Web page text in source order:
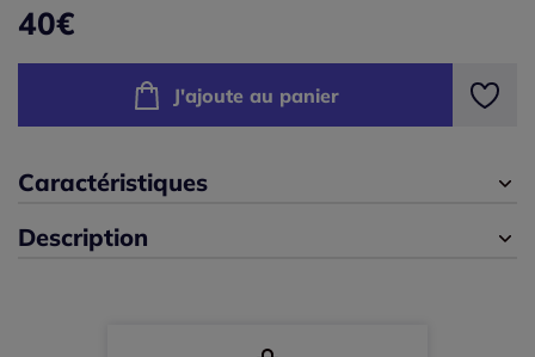
En stock
42 -En stock
44 -En stock
40€
J'ajoute au panier
Caractéristiques
Description